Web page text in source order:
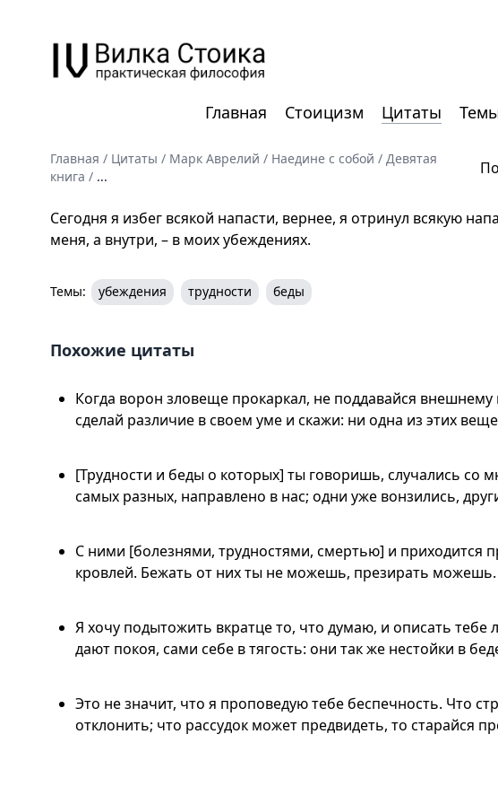
Главная Стоицизм Цитаты
Главная / Цитаты / Марк Аврелий / Наедине с собой / Девятая
книга / ...
Сегодня я избег всякой напасти, вернее, я отринул всякую
меня, а внутри, – в моих убеждениях.
Темы: убеждения трудности беды
Похожие цитаты
Когда ворон зловеще прокаркал, не поддавайся
сделай различие в своем уме и скажи: ни одна из этих
[Трудности и беды о которых] ты говоришь, случались со
самых разных, направлено в нас; одни уже вонзились,
С ними [болезнями, трудностями, смертью] и приходится
кровлей. Бежать от них ты не можешь, презирать
Я хочу подытожить вкратце то, что думаю, и описать тебе
дают покоя, сами себе в тягость: они так же нестойки в
Это не значит, что я проповедую тебе беспечность. Что
отклонить; что рассудок может предвидеть, то старайся